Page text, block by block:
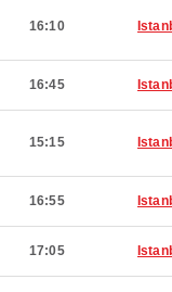
16:10
16:45
15:15
16:55
17:05